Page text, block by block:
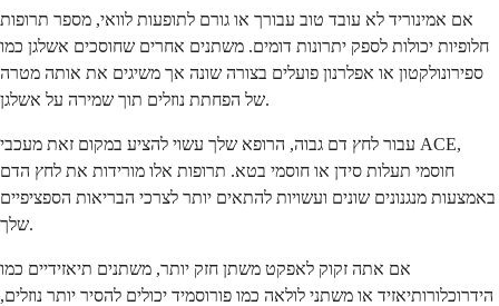
אם אמינוריד לא עובד טוב עבורך או גורם לתופעות לוואי, מספר תרופות
חלופיות יכולות לספק יתרונות דומים. משתנים אחרים שחוסכים אשלגן כמו
ספירונולקטון או אפלרנון פועלים בצורה שונה אך משיגים את אותה מטרה
של הפחתת נוזלים תוך שמירה על אשלגן.
עבור לחץ דם גבוה, הרופא שלך עשוי להציע במקום זאת מעכבי ACE,
חוסמי תעלות סידן או חוסמי בטא. תרופות אלו מורידות את לחץ הדם
באמצעות מנגנונים שונים ועשויות להתאים יותר לצרכי הבריאות הספציפיים
שלך.
אם אתה זקוק לאפקט משתן חזק יותר, משתנים תיאזידיים כמו
הידרוכלורותיאזיד או משתני לולאה כמו פורוסמיד יכולים להסיר יותר נוזלים,